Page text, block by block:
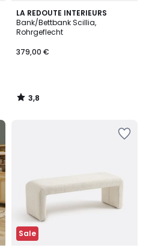
LA REDOUTE INTERIEURS
Bank/Bettbank Scillia,
Rohrgeflecht
379,00 €
3,8
/ 5
3,8
/
Sale